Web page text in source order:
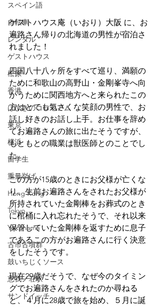
スペイン語
自転車
レンタル
ゲストハウス
松原
香港
はびきのコロセアム
東京
横浜
留学生
重量挙げ
Hong Kong
Tokyo
Yokohama
古市古墳群
鼓いちじくソース
恵我ノ荘駅
サンドイッチ
ゲストハウス庵（いおり）大阪 に、お
遍路さん帰りの北海道の男性が宿泊さ
れました！
四国八十八ヶ所をすべて巡り、満願の
ために和歌山の高野山・金剛峯寺へ向
かうために関西地方へと来られたこの
方はとても気さくな笑顔の男性で、お
話し好きのお話し上手。お仕事を辞め
てお遍路さんの旅に出たそうですが、
もともとの職業は獣医師とのことでし
た。
この方が15歳のときにお父様が亡くな
り、生前お遍路さんをされたお父様が
所持されていた金剛棒をお葬式のとき
に棺桶に入れ忘れたそうで、それ以来
保管していた金剛棒を返すために息子
であるこの方がお遍路さんに行く決意
をしたそうです。
現在29歳だそうで、なぜ今のタイミン
グでお遍路さんをされたのか尋ねる
と、４月に28歳で旅を始め、５月に誕